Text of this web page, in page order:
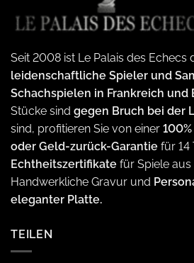
Seit 2008 ist Le Palais des Echecs
leidenschaftliche Spieler und
Schachspielen in Frankreich und
Stücke sind gegen Bruch bei der
sind, profitieren Sie von einer
oder Geld-zurück-Garantie für 14
Echtheitszertifikate für Spiele
Handwerkliche Gravur und
eleganter Platte.
TEILEN